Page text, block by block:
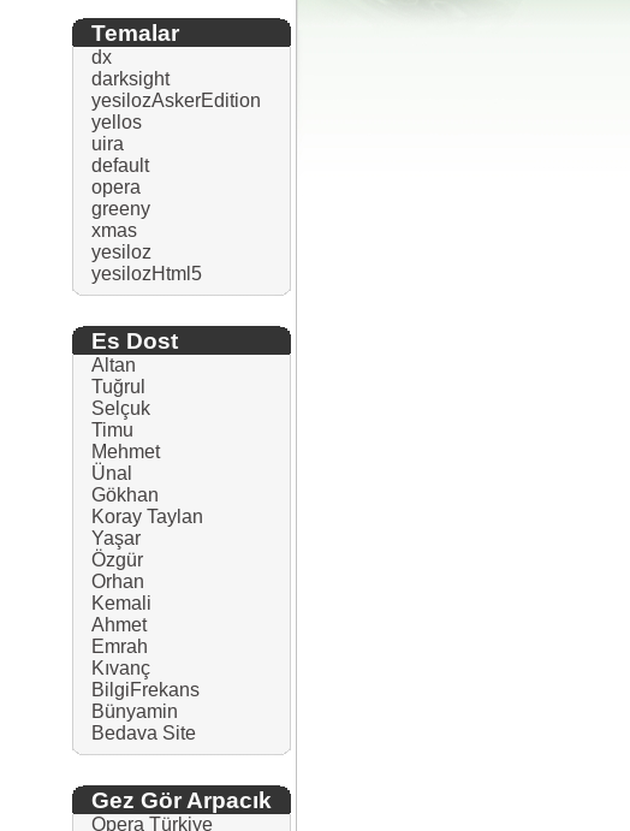
Temalar
dx
darksight
yesilozAskerEdition
yellos
uira
default
opera
greeny
xmas
yesiloz
yesilozHtml5
Es Dost
Altan
Tuğrul
Selçuk
Timu
Mehmet
Ünal
Gökhan
Koray Taylan
Yaşar
Özgür
Orhan
Kemali
Ahmet
Emrah
Kıvanç
BilgiFrekans
Bünyamin
Bedava Site
Gez Gör Arpacık
Opera Türkiye